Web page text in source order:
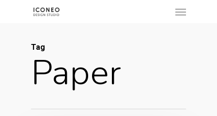
Tag
Paper